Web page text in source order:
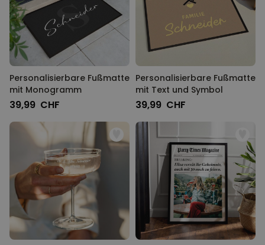
Personalisierbare Fußmatte
mit Monogramm
39,99 CHF
Personalisierbare Fußmatte
mit Text und Symbol
39,99 CHF